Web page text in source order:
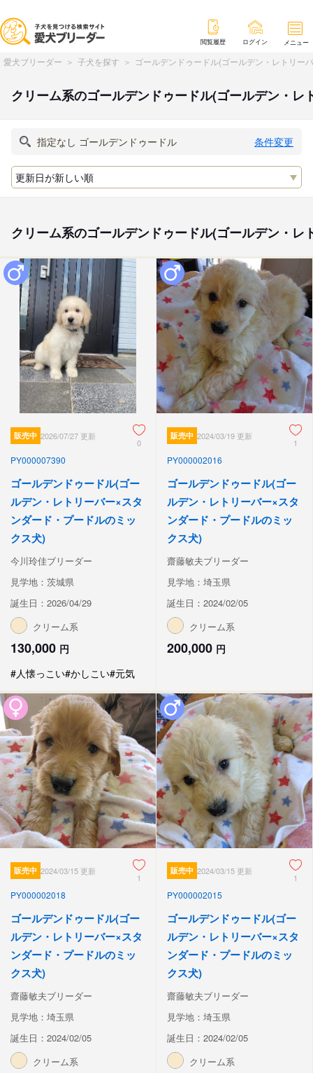
閲覧履歴 ログイン メニュー
愛犬ブリーダー 子犬を探す ゴールデンドゥードル(ゴールデン・レトリー
クリーム系のゴールデンドゥードル(ゴールデン・
条件変更
クリーム系のゴールデンドゥードル(ゴールデン・
販売中 2026/07/27 更新
0
PY000007390
ゴールデンドゥードル(ゴー
ルデン・レトリーバー×スタ
ンダード・プードルのミッ
クス犬)
今川玲佳ブリーダー
見学地：茨城県
誕生日：2026/04/29
クリーム系
130,000 円
#人懐っこい#かしこい#元気
販売中 2024/03/19 更新
1
PY000002016
ゴールデンドゥードル(ゴー
ルデン・レトリーバー×スタ
ンダード・プードルのミッ
クス犬)
齋藤敏夫ブリーダー
見学地：埼玉県
誕生日：2024/02/05
クリーム系
200,000 円
販売中 2024/03/15 更新
1
PY000002018
ゴールデンドゥードル(ゴー
ルデン・レトリーバー×スタ
ンダード・プードルのミッ
クス犬)
齋藤敏夫ブリーダー
見学地：埼玉県
誕生日：2024/02/05
クリーム系
販売中 2024/03/15 更新
1
PY000002015
ゴールデンドゥードル(ゴー
ルデン・レトリーバー×スタ
ンダード・プードルのミッ
クス犬)
齋藤敏夫ブリーダー
見学地：埼玉県
誕生日：2024/02/05
クリーム系